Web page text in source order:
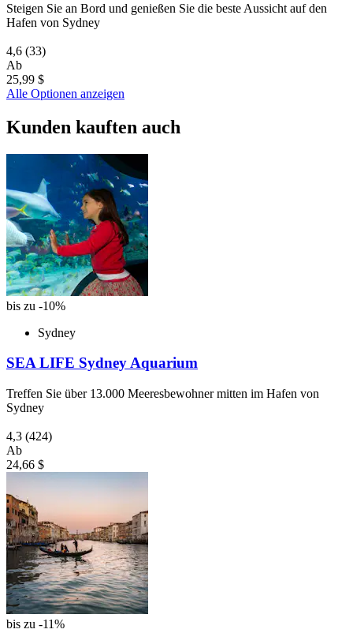
Steigen Sie an Bord und genießen Sie die beste Aussicht auf den
Hafen von Sydney
4,6 (33)
Ab
25,99 $
Alle Optionen anzeigen
Kunden kauften auch
bis zu -10%
Sydney
SEA LIFE Sydney Aquarium
Treffen Sie über 13.000 Meeresbewohner mitten im Hafen von
Sydney
4,3 (424)
Ab
24,66 $
bis zu -11%